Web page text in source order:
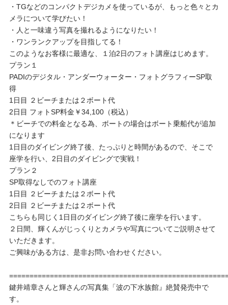
・TGなどのコンパクトデジカメを使っているが、もっと色々とカ
メラについて学びたい！
・人と一味違う写真を撮れるようになりたい！
・ワンランクアップを目指してる！
このようなお客様に最適な、１泊2日のフォト講座はじめます。
プラン１
PADIのデジタル・アンダーウォーター・フォトグラフィーSP取
得
1日目 ２ビーチまたは２ボート代
2日目 フォトSP料金￥34,100（税込）
＊ビーチでの料金となる為、ボートの場合はボート乗船代が追加
になります
1日目のダイビング終了後、たっぷりと時間があるので、そこで
座学を行い、2日目のダイビングで実戦！
プラン２
SP取得なしでのフォト講座
1日目 ２ビーチまたは２ボート代
2日目 ２ビーチまたは２ボート代
こちらも同じく1日目のダイビング終了後に座学を行います。
２日間、輝くんがじっくりとカメラや写真についてご説明させて
いただきます。
ご興味がある方は、是非お問い合わせください。
鍵井靖章さんと輝さんの写真集「波の下水族館』絶賛発売中で
す。